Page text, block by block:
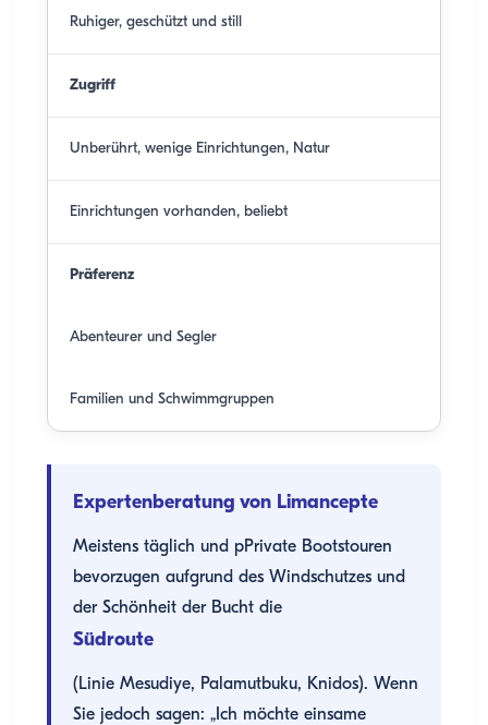
Ruhiger, geschützt und still
Zugriff
Unberührt, wenige Einrichtungen, Natur
Einrichtungen vorhanden, beliebt
Präferenz
Abenteurer und Segler
Familien und Schwimmgruppen
Expertenberatung von Limancepte
Meistens täglich und pPrivate Bootstouren
bevorzugen aufgrund des Windschutzes und
der Schönheit der Bucht die
Südroute
(Linie Mesudiye, Palamutbuku, Knidos). Wenn
Sie jedoch sagen: „Ich möchte einsame